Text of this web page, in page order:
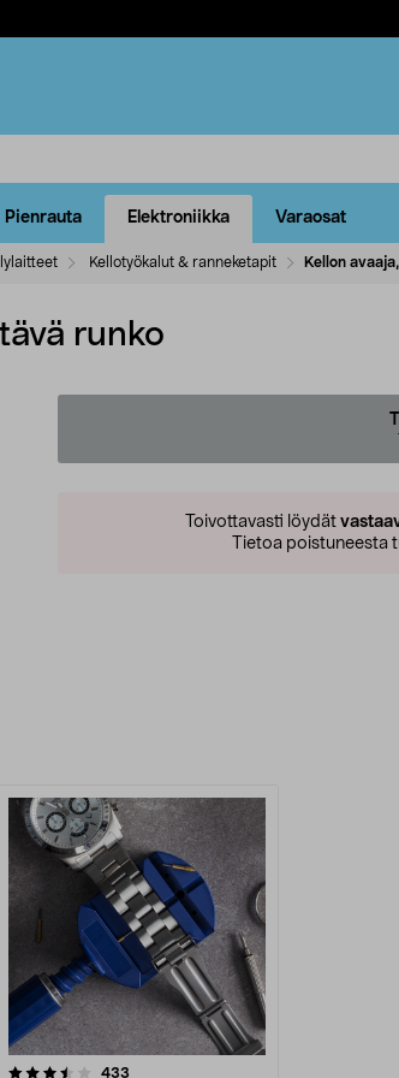
Pienrauta Elektroniikka Varaosat
Kellotyökalut & ranneketapit Kellon
runko
Toivottavasti löydät
Tietoa poistuneesta
433